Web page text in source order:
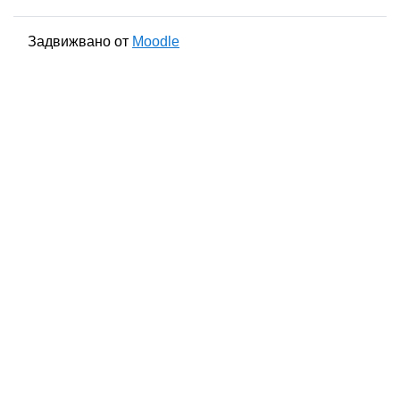
Задвижвано от Moodle